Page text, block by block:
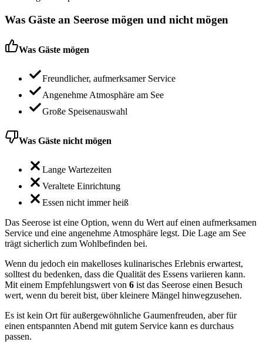
Was Gäste an Seerose mögen und nicht mögen
Was Gäste mögen
Freundlicher, aufmerksamer Service
Angenehme Atmosphäre am See
Große Speisenauswahl
Was Gäste nicht mögen
Lange Wartezeiten
Veraltete Einrichtung
Essen nicht immer heiß
Das Seerose ist eine Option, wenn du Wert auf einen aufmerksamen
Service und eine angenehme Atmosphäre legst. Die Lage am See
trägt sicherlich zum Wohlbefinden bei.
Wenn du jedoch ein makelloses kulinarisches Erlebnis erwartest,
solltest du bedenken, dass die Qualität des Essens variieren kann.
Mit einem Empfehlungswert von 6 ist das Seerose einen Besuch
wert, wenn du bereit bist, über kleinere Mängel hinwegzusehen.
Es ist kein Ort für außergewöhnliche Gaumenfreuden, aber für
einen entspannten Abend mit gutem Service kann es durchaus
passen.